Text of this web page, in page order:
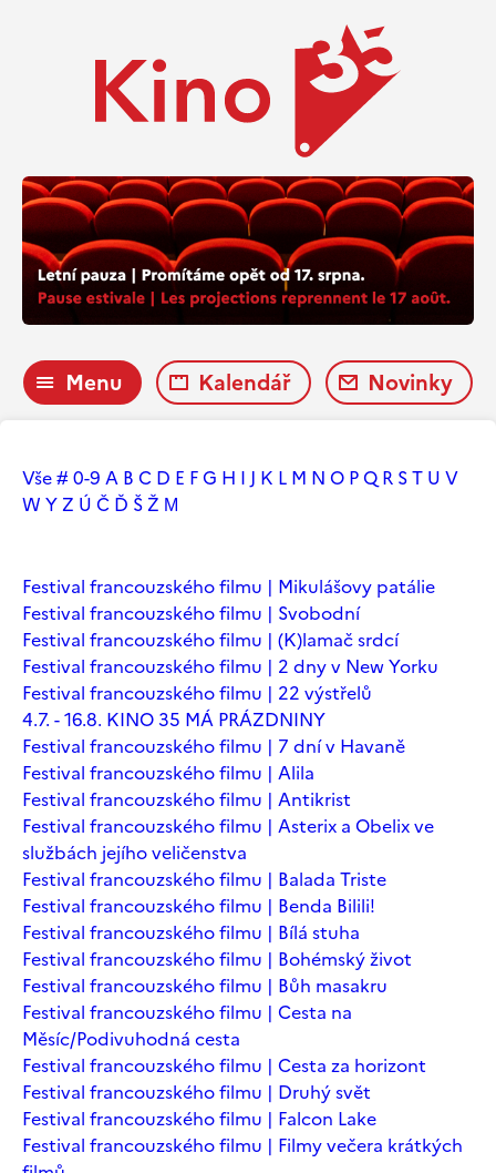
Menu Kalendář Novinky
Vše# 0-9 A B C D E FG H I J K L M N O PQ R ST U V
W YZ Ú Č Ď ŠŽ М
Festival francouzského filmu | Mikulášovy patálie
Festival francouzského filmu | Svobodní
Festival francouzského filmu | (K)lamač srdcí
Festival francouzského filmu | 2 dny v New Yorku
Festival francouzského filmu | 22 výstřelů
4.7. - 16.8. KINO 35 MÁ PRÁZDNINY
Festival francouzského filmu | 7 dní v Havaně
Festival francouzského filmu | Alila
Festival francouzského filmu | Antikrist
Festival francouzského filmu | Asterix a Obelix ve
službách jejího veličenstva
Festival francouzského filmu | Balada Triste
Festival francouzského filmu | Benda Bilili!
Festival francouzského filmu | Bílá stuha
Festival francouzského filmu | Bohémský život
Festival francouzského filmu | Bůh masakru
Festival francouzského filmu | Cesta na
Měsíc/Podivuhodná cesta
Festival francouzského filmu | Cesta za horizont
Festival francouzského filmu | Druhý svět
Festival francouzského filmu | Falcon Lake
Festival francouzského filmu | Filmy večera krátkých